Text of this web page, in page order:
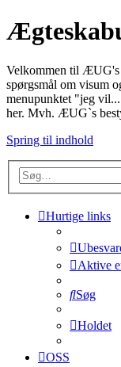
Velkommen til ÆUG's
spørgsmål om visum
menupunktet "jeg
her. Mvh. ÆUG`s
Spring til indhold
Hurtige links
Aktive
Søg
Holdet
OSS